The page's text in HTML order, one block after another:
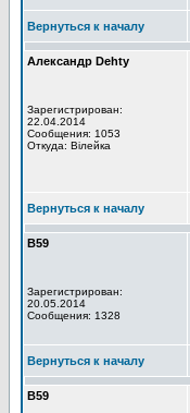
Вернуться к началу
Александр Dehty
Зарегистрирован:
22.04.2014
Сообщения: 1053
Откуда: Вiлейка
Вернуться к началу
В59
Зарегистрирован:
20.05.2014
Сообщения: 1328
Вернуться к началу
В59